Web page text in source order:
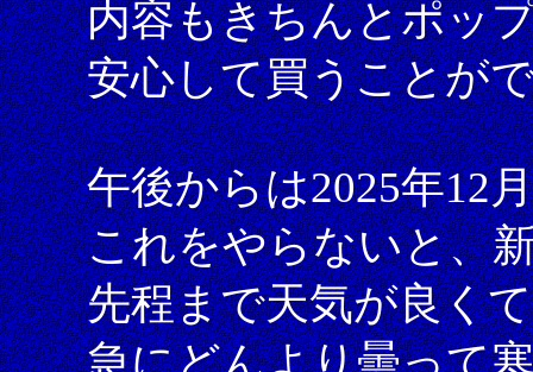
内容もきちんとポッ
安心して買うことが
午後からは2025年12
これをやらないと、
先程まで天気が良く
急にどんより曇って